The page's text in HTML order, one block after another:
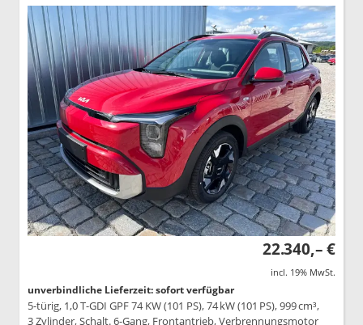
22.340,– €
incl. 19% MwSt.
unverbindliche Lieferzeit: sofort verfügbar
5-türig, 1,0 T-GDI GPF 74 KW (101 PS), 74 kW (101 PS), 999 cm³,
3 Zylinder, Schalt. 6-Gang, Frontantrieb, Verbrennungsmotor